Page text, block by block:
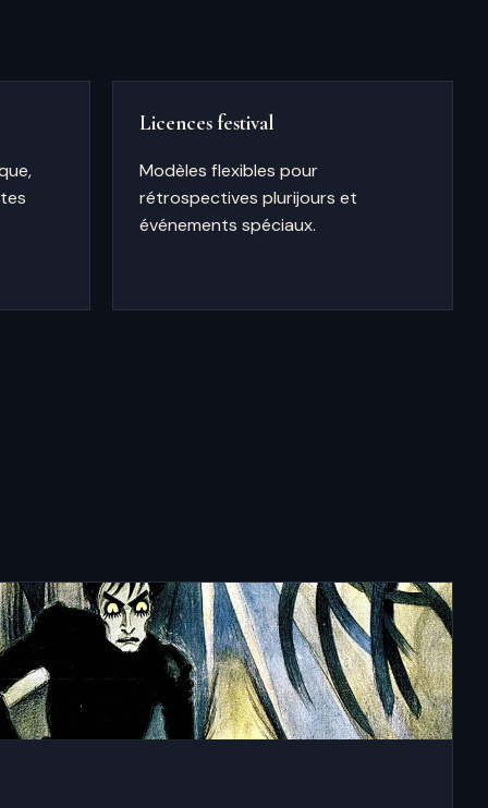
Licences festival
Modèles flexibles pour
rétrospectives plurijours et
événements spéciaux.